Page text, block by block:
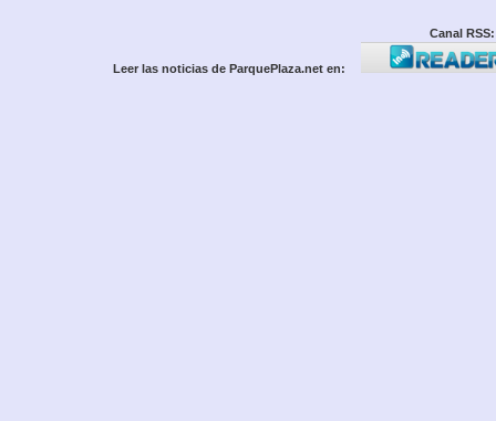
Canal RSS:
Leer las noticias de ParquePlaza.net en: